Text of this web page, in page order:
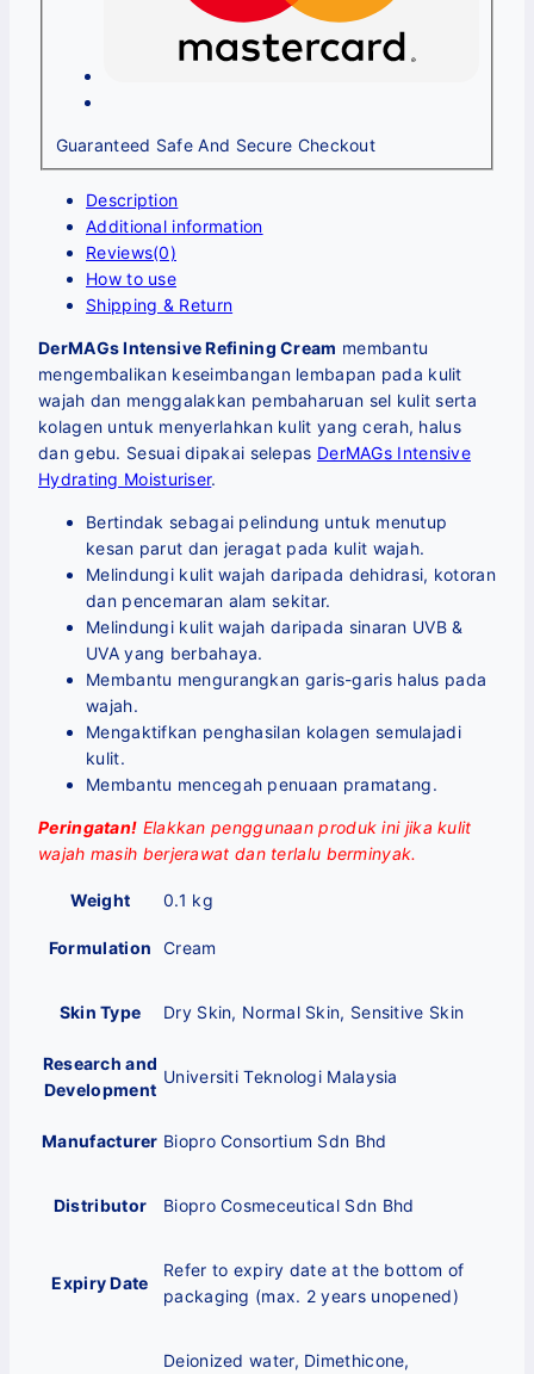
Guaranteed Safe And Secure Checkout
Description
Additional information
Reviews(0)
How to use
Shipping & Return
DerMAGs Intensive Refining Cream membantu
mengembalikan keseimbangan lembapan pada kulit
wajah dan menggalakkan pembaharuan sel kulit serta
kolagen untuk menyerlahkan kulit yang cerah, halus
dan gebu. Sesuai dipakai selepas DerMAGs Intensive
Hydrating Moisturiser.
Bertindak sebagai pelindung untuk menutup
kesan parut dan jeragat pada kulit wajah.
Melindungi kulit wajah daripada dehidrasi, kotoran
dan pencemaran alam sekitar.
Melindungi kulit wajah daripada sinaran UVB &
UVA yang berbahaya.
Membantu mengurangkan garis-garis halus pada
wajah.
Mengaktifkan penghasilan kolagen semulajadi
kulit.
Membantu mencegah penuaan pramatang.
Peringatan! Elakkan penggunaan produk ini jika kulit
wajah masih berjerawat dan terlalu berminyak.
Weight 0.1 kg
Formulation Cream
Skin Type Dry Skin, Normal Skin, Sensitive Skin
Research and
Development
Universiti Teknologi Malaysia
Manufacturer Biopro Consortium Sdn Bhd
Distributor Biopro Cosmeceutical Sdn Bhd
Expiry Date
Refer to expiry date at the bottom of
packaging (max. 2 years unopened)
Deionized water, Dimethicone,